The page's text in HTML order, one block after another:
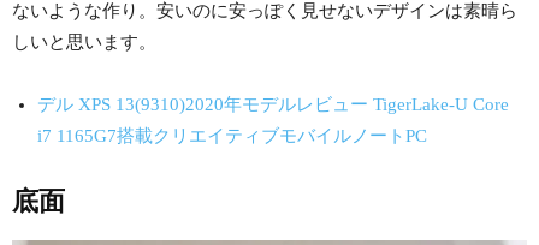
ないような作り。安いのに安っぽく見せないデザインは素晴ら
しいと思います。
デル XPS 13(9310)2020年モデルレビュー TigerLake-U Core
i7 1165G7搭載クリエイティブモバイルノートPC
底面